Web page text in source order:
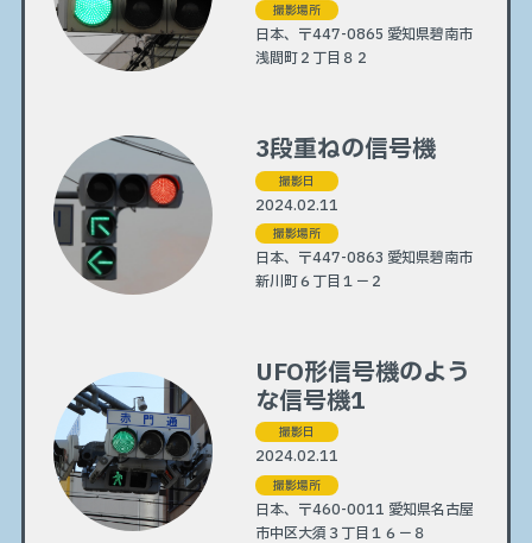
撮影場所
日本、〒447-0865 愛知県碧南市
浅間町２丁目８２
3段重ねの信号機
撮影日
2024.02.11
撮影場所
日本、〒447-0863 愛知県碧南市
新川町６丁目１−２
UFO形信号機のよう
な信号機1
撮影日
2024.02.11
撮影場所
日本、〒460-0011 愛知県名古屋
市中区大須３丁目１６−８